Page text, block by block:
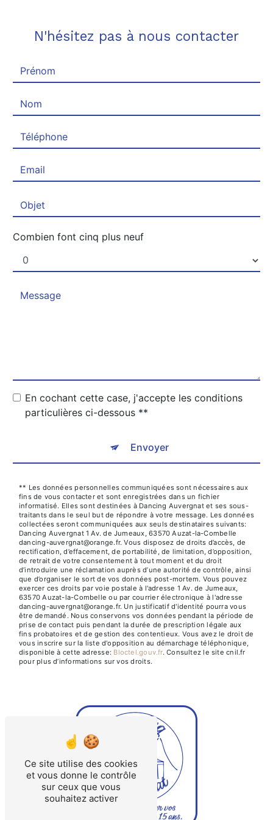
N'hésitez pas à nous contacter
Combien font cinq plus neuf
En cochant cette case, j'accepte les conditions
particulières ci-dessous **
Envoyer
** Les données personnelles communiquées sont nécessaires aux
fins de vous contacter et sont enregistrées dans un fichier
informatisé. Elles sont destinées à Dancing Auvergnat et ses sous-
traitants dans le seul but de répondre à votre message. Les données
collectées seront communiquées aux seuls destinataires suivants:
Dancing Auvergnat 1 Av. de Jumeaux, 63570 Auzat-la-Combelle
dancing-auvergnat@orange.fr. Vous disposez de droits d’accès, de
rectification, d’effacement, de portabilité, de limitation, d’opposition,
de retrait de votre consentement à tout moment et du droit
d’introduire une réclamation auprès d’une autorité de contrôle, ainsi
que d’organiser le sort de vos données post-mortem. Vous pouvez
exercer ces droits par voie postale à l'adresse 1 Av. de Jumeaux,
63570 Auzat-la-Combelle ou par courrier électronique à l'adresse
dancing-auvergnat@orange.fr. Un justificatif d'identité pourra vous
être demandé. Nous conservons vos données pendant la période de
prise de contact puis pendant la durée de prescription légale aux
fins probatoires et de gestion des contentieux. Vous avez le droit de
vous inscrire sur la liste d'opposition au démarchage téléphonique,
disponible à cette adresse:
Bloctel.gouv.fr. Consultez le site cnil.fr
pour plus d’informations sur vos droits.
Ce site utilise des cookies
et vous donne le contrôle
sur ceux que vous
souhaitez activer